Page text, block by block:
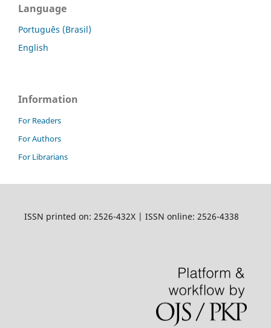
Language
Português (Brasil)
English
Information
For Readers
For Authors
For Librarians
ISSN printed on: 2526-432X | ISSN online: 2526-4338